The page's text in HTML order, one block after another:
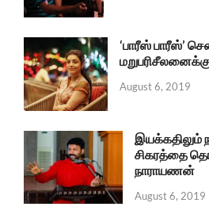
‘பாரீஸ் பாரீஸ்’
August 6, 2019
இயக்கதிலும்
சிகரத்தை
நாராயணன்
August 6, 2019